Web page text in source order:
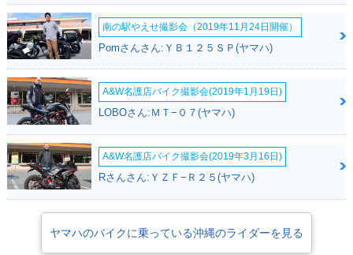
2017年 NMAX AB
S・マイナーチェン
ジ
2016年 NMAX・新
登場
南の駅やえせ撮影会（2019年11月24日開催）
Pomさんさん:ＹＢ１２５ＳＰ(ヤマハ)
A&W名護店バイク撮影会(2019年1月19日)
LOBOさん:ＭＴ−０７(ヤマハ)
A&W名護店バイク撮影会(2019年3月16日)
Rさんさん:ＹＺＦ−Ｒ２５(ヤマハ)
ヤマハのバイクに乗っている沖縄のライダーを見る